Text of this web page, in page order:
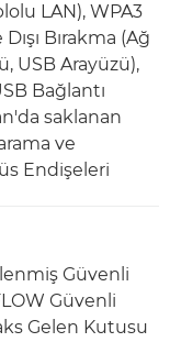
LAN), WPA3
Bırakma (Ağ
USB Arayüzü),
Bağlantı
saklanan
ve
Endişeleri
Güvenli
Güvenli
Gelen Kutusu